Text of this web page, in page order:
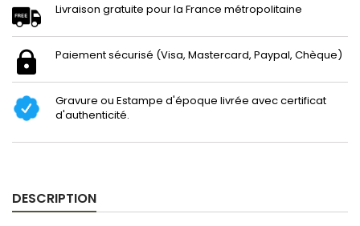
Livraison gratuite pour la France métropolitaine
Paiement sécurisé (Visa, Mastercard, Paypal, Chèque)
Gravure ou Estampe d'époque livrée avec certificat
d'authenticité.
DESCRIPTION